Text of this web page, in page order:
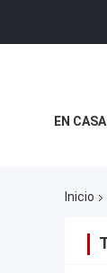
EN CASA
Inicio